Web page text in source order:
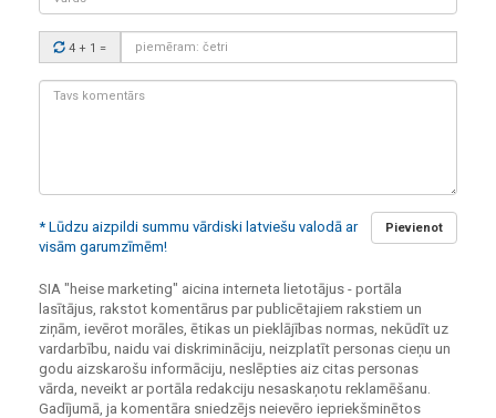
Drošības
kods:
4 + 1 =
Tavs
Pievienot
* Lūdzu aizpildi summu vārdiski latviešu valodā ar
visām garumzīmēm!
SIA "heise marketing" aicina interneta lietotājus - portāla
lasītājus, rakstot komentārus par publicētajiem rakstiem un
ziņām, ievērot morāles, ētikas un pieklājības normas, nekūdīt uz
vardarbību, naidu vai diskrimināciju, neizplatīt personas cieņu un
godu aizskarošu informāciju, neslēpties aiz citas personas
vārda, neveikt ar portāla redakciju nesaskaņotu reklamēšanu.
Gadījumā, ja komentāra sniedzējs neievēro iepriekšminētos